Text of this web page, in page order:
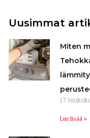
Uusimmat
Miten
17
Lue lisää »